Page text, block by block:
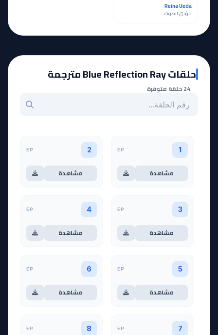
Reina Ueda
مؤدي الصوت
حلقات Blue Reflection Ray مترجمة
24 حلقة متوفرة
بحث عن حلقة بالرقم
1
EP
مشاهدة
2
EP
مشاهدة
3
EP
مشاهدة
4
EP
مشاهدة
5
EP
مشاهدة
6
EP
مشاهدة
7
EP
8
EP